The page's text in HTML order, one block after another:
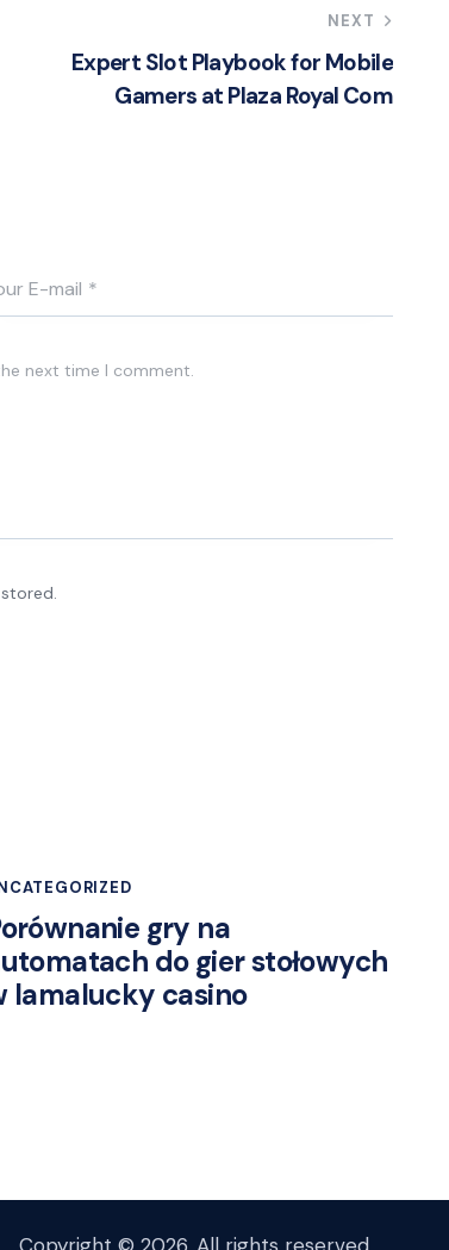
NEXT
Expert Slot Playbook for Mobile
Gamers at Plaza Royal Com
next time I comment.
gry na
do gier stołowych
lamalucky casino